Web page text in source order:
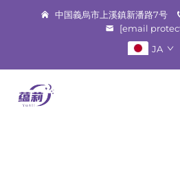
中国義烏市上溪鎮新潘路7号
[email
JA